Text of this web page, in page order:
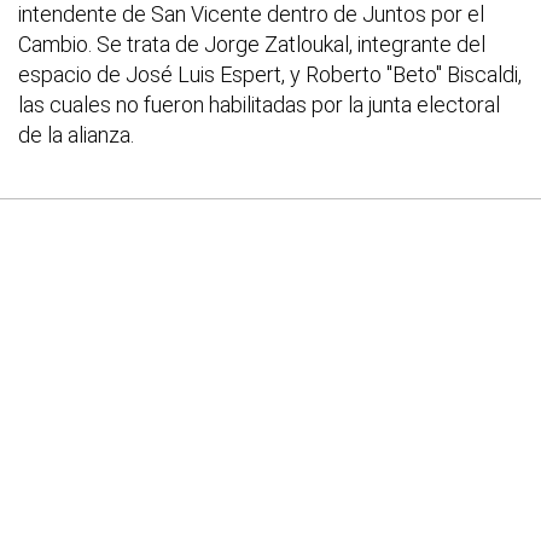
intendente de San Vicente dentro de Juntos por el
Cambio. Se trata de Jorge Zatloukal, integrante del
espacio de José Luis Espert, y Roberto "Beto" Biscaldi,
las cuales no fueron habilitadas por la junta electoral
de la alianza.